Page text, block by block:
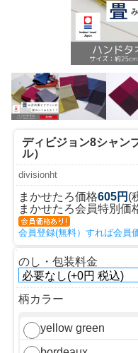
ディビジョン8シャン
ル）
divisionht
まかせたろ価格605円 (
まかせたろ会員特別価
会員登録(無料）すれば会員
のし・包装料金
柄カラー
yellow green